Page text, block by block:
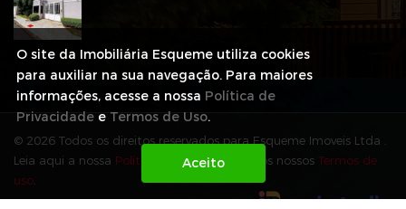
© 2026 Todos os direitos reservados para Esqueme Imoveis Ltda .
Leia aqui a nossa Política de Privacidade e os nossos Termos de
uso.
O site da Imobiliária Esqueme utiliza cookies
para auxiliar na sua navegação. Para maiores
informações, acesse a nossa Política de
Privacidade e Termos de Uso.